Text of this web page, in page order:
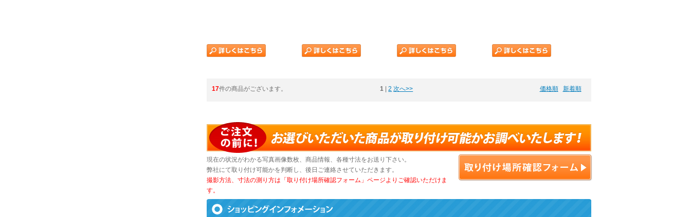
17件の商品がございます。 1 | 2 次へ>> 価格順 新着順
現在の状況がわかる写真画像数枚、商品情報、各種寸法をお送り下さい。
弊社にて取り付け可能かを判断し、後日ご連絡させていただきます。
撮影方法、寸法の測り方は「取り付け場所確認フォーム」ページよりご確認いただけま
す。